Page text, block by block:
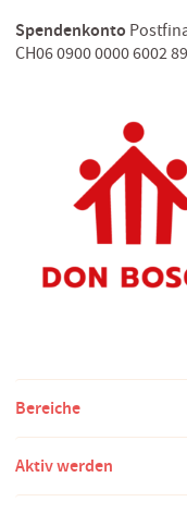
Spendenkonto
CH06 0900 0000 6002
Bereiche
Aktiv werden